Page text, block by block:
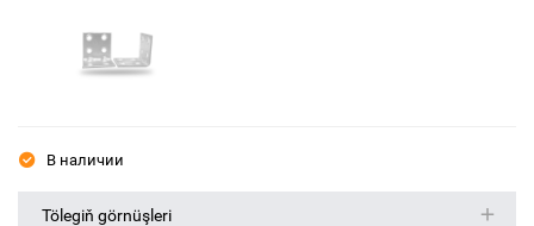
В наличии
Tölegiň görnüşleri